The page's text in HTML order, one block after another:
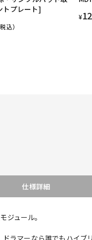
トプレート]
税込）
¥
仕様詳細
ジュール。
ラマーなら誰でもハイブ